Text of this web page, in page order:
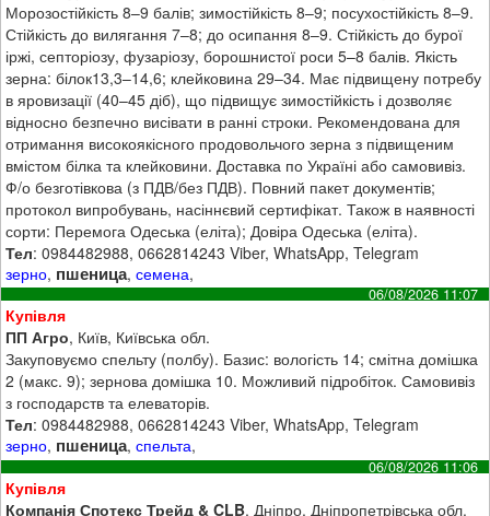
Морозостійкість 8–9 балів; зимостійкість 8–9; посухостійкість 8–9.
Стійкість до вилягання 7–8; до осипання 8–9. Стійкість до бурої
іржі, септоріозу, фузаріозу, борошнистої роси 5–8 балів. Якість
зерна: білок13,3–14,6; клейковина 29–34. Має підвищену потребу
в яровизації (40–45 діб), що підвищує зимостійкість і дозволяє
відносно безпечно висівати в ранні строки. Рекомендована для
отримання високоякісного продовольчого зерна з підвищеним
вмістом білка та клейковини. Доставка по Україні або самовивіз.
Ф/о безготівкова (з ПДВ/без ПДВ). Повний пакет документів;
протокол випробувань, насіннєвий сертифікат. Також в наявності
сорти: Перемога Одеська (еліта); Довіра Одеська (еліта).
Тел: 0984482988, 0662814243 Viber, WhatsApp, Telegram
зерно, пшеница,семена,
06/08/2026 11:07
Купівля
ПП Агро, Київ, Київська обл.
Закуповуємо спельту (полбу). Базис: вологість 14; смітна домішка
2 (макс. 9); зернова домішка 10. Можливий підробіток. Самовивіз
з господарств та елеваторів.
Тел: 0984482988, 0662814243 Viber, WhatsApp, Telegram
зерно, пшеница,спельта,
06/08/2026 11:06
Купівля
Компанія Спотекс Трейд & CLB, Дніпро, Дніпропетрівська обл.